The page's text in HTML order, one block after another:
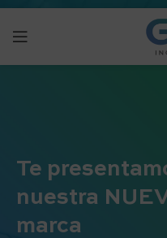
Te
nuestra
marca